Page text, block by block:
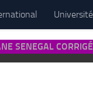
Université
SENEGAL